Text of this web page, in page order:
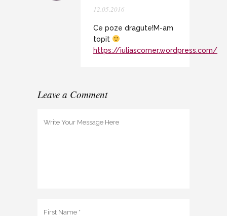
12.05.2016
Ce poze dragute!M-am
topit
https://iuliascorner.wordpress.com/
Leave a Comment